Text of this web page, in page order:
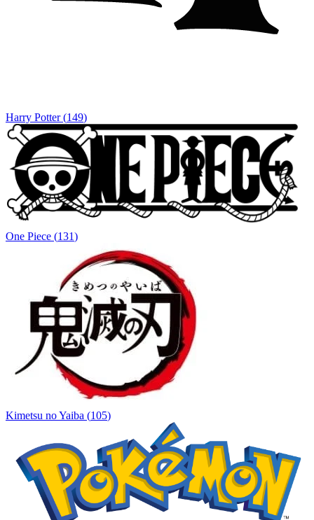
Harry Potter (149)
One Piece (131)
Kimetsu no Yaiba (105)